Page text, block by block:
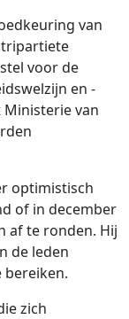
van
tripartiete
voor de
en -
van
optimistisch
of in december
af te ronden. Hij
de leden
bereiken.
zich